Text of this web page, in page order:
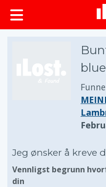
Jeg ønsker å kreve
Vennligst begrunn
din